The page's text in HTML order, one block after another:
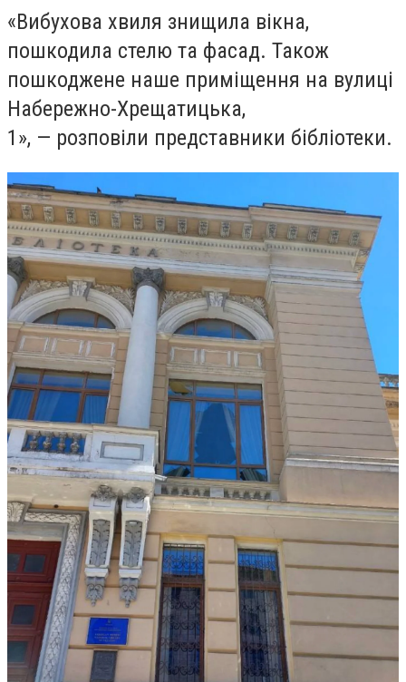
«Вибухова хвиля знищила вікна,
пошкодила стелю та фасад. Також
пошкоджене наше приміщення на вулиці
Набережно-Хрещатицька,
1», — розповіли представники бібліотеки.